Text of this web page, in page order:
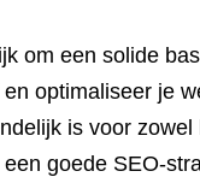
om een solide
optimaliseer je
is voor
goede SEO-